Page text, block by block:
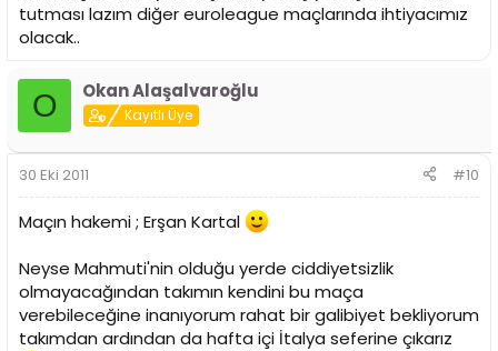
tutması lazım diğer euroleague maçlarında ihtiyacımız
olacak..
O Okan Alaşalvaroğlu
Kayıtlı Üye
30 Eki 2011 #10
Maçın hakemi ; Erşan Kartal
Neyse Mahmuti'nin olduğu yerde ciddiyetsizlik
olmayacağından takımın kendini bu maça
verebileceğine inanıyorum rahat bir galibiyet bekliyorum
takımdan ardından da hafta içi İtalya seferine çıkarız